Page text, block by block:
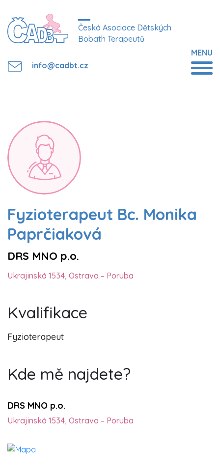
Česká Asociace Dětských
Bobath Terapeutů
info@cadbt.cz
MENU
Fyzioterapeut Bc. Monika
Paprčiaková
DRS MNO p.o.
Ukrajinská 1534, Ostrava – Poruba
Kvalifikace
Fyzioterapeut
Kde mě najdete?
DRS MNO p.o.
Ukrajinská 1534, Ostrava – Poruba